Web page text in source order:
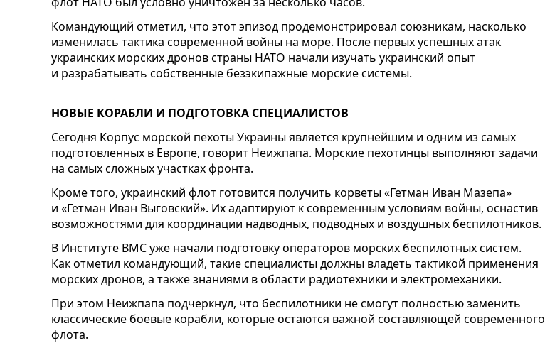
Командующий отметил, что этот эпизод продемонстрировал союзникам, насколько
изменилась тактика современной войны на море. После первых успешных атак
украинских морских дронов страны НАТО начали изучать украинский опыт
и разрабатывать собственные безэкипажные морские системы.
НОВЫЕ КОРАБЛИ И ПОДГОТОВКА СПЕЦИАЛИСТОВ
Сегодня Корпус морской пехоты Украины является крупнейшим и одним из самых
подготовленных в Европе, говорит Неижпапа. Морские пехотинцы выполняют задачи
на самых сложных участках фронта.
Кроме того, украинский флот готовится получить корветы «Гетман Иван Мазепа»
и «Гетман Иван Выговский». Их адаптируют к современным условиям войны, оснастив
возможностями для координации надводных, подводных и воздушных беспилотников.
В Институте ВМС уже начали подготовку операторов морских беспилотных систем.
Как отметил командующий, такие специалисты должны владеть тактикой применения
морских дронов, а также знаниями в области радиотехники и электромеханики.
При этом Неижпапа подчеркнул, что беспилотники не смогут полностью заменить
классические боевые корабли, которые остаются важной составляющей современного
флота.